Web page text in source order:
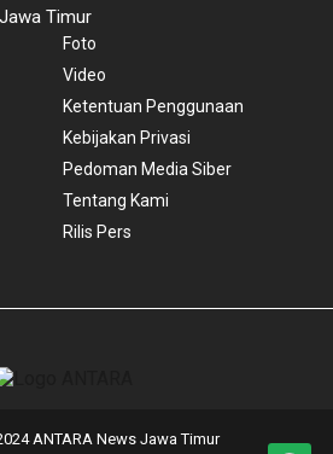
Timur
Foto
Video
Ketentuan Penggunaan
Kebijakan Privasi
Pedoman Media Siber
Tentang Kami
Rilis Pers
ANTARA News Jawa Timur